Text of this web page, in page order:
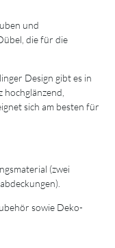
und
die für die
Design gibt es in
hochglänzend,
sich am besten für
(zwei
sowie Deko-